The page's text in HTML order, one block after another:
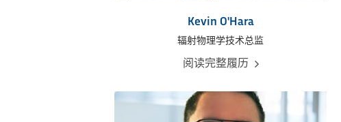
Kevin O'Hara
辐射物理学技术总监
阅读完整履历